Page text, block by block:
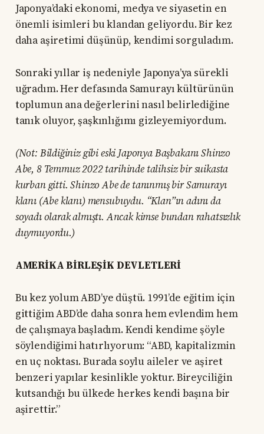
Japonya’daki ekonomi, medya ve siyasetin en
önemli isimleri bu klandan geliyordu. Bir kez
daha aşiretimi düşünüp, kendimi sorguladım.
Sonraki yıllar iş nedeniyle Japonya’ya sürekli
uğradım. Her defasında Samurayı kültürünün
toplumun ana değerlerini nasıl belirlediğine
tanık oluyor, şaşkınlığımı gizleyemiyordum.
(Not: Bildiğiniz gibi eski Japonya Başbakanı Shinzo
Abe, 8 Temmuz 2022 tarihinde talihsiz bir suikasta
kurban gitti. Shinzo Abe de tanınmış bir Samurayı
klanı (Abe klanı) mensubuydu. “Klan”ın adını da
soyadı olarak almıştı. Ancak kimse bundan rahatsızlık
duymuyordu.)
AMERİKA BİRLEŞİK DEVLETLERİ
Bu kez yolum ABD’ye düştü. 1991’de eğitim için
gittiğim ABD’de daha sonra hem evlendim hem
de çalışmaya başladım. Kendi kendime şöyle
söylendiğimi hatırlıyorum: “ABD, kapitalizmin
en uç noktası. Burada soylu aileler ve aşiret
benzeri yapılar kesinlikle yoktur. Bireyciliğin
kutsandığı bu ülkede herkes kendi başına bir
aşirettir.”